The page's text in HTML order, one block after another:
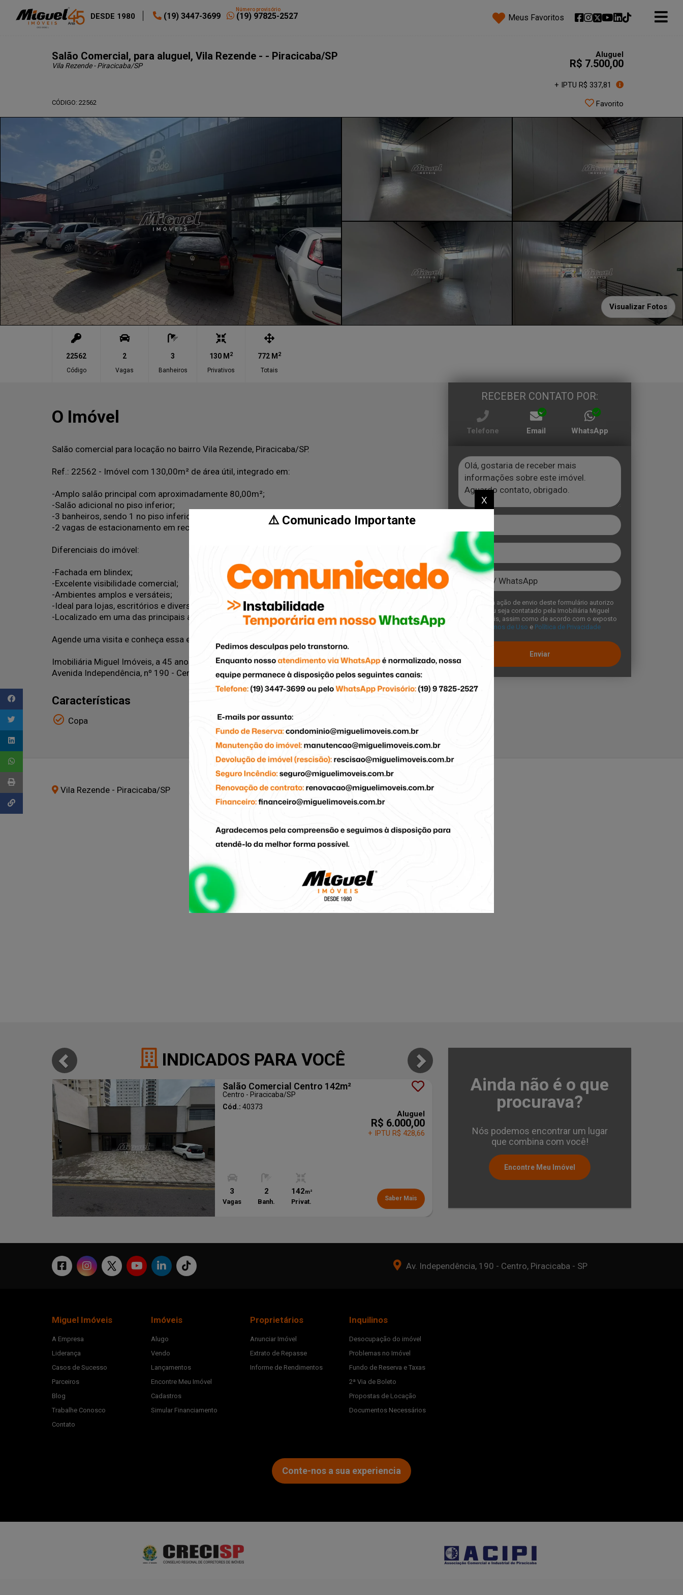
DESDE 1980 (19) 3447-3699 (19) 97825-2527
Número provisório
Meus Favoritos
Salão Comercial, para aluguel, Vila Rezende - - Piracicaba/SP
Vila Rezende - Piracicaba/SP
Aluguel
R$ 7.500,00
+ IPTU R$ 337,81
CÓDIGO: 22562 Favorito
Visualizar Fotos
22562
Código
2
Vagas
3
Banheiros
130 M 2
Privativos
772 M 2
Totais
O Imóvel
Salão comercial para locação no bairro Vila Rezende, Piracicaba/SP.
Ref.: 22562 - Imóvel com 130,00m² de área útil, integrado em:
-Amplo salão principal com aproximadamente 80,00m²;
-Salão adicional no piso inferior;
-3 banheiros, sendo 1 no piso inferior;
-2 vagas de estacionamento em recuo frontal;
Diferenciais do imóvel:
-Fachada em blindex;
-Excelente visibilidade comercial;
-Ambientes amplos e versáteis;
-Ideal para lojas, escritórios e diversos segmentos comerciais;
-Localizado em uma das principais avenidas do bairro Vila Rezende;
Agende uma visita e conheça essa excelente oportunidade!
Imobiliária Miguel Imóveis, a 45 anos conectando pessoas aos imóveis certos.
Avenida Independência, nº 190 - Centro - Piracicaba/SP
Características
Copa
Vila Rezende - Piracicaba/SP
RECEBER CONTATO POR:
Telefone Email WhatsApp
Com a ação de envio deste formulário autorizo
que eu seja contatado pela Imobiliária Miguel
Imóveis, assim como de acordo com o exposto
Temos de Uso e Política de Privacidade
Enviar
INDICADOS PARA VOCÊ
Salão Comercial Centro 142m²
Centro - Piracicaba/SP
Cód.: 40373
3
Vagas
2
Banh.
142m²
Privat.
Aluguel
R$ 6.000,00
+ IPTU R$ 428,66
Saber Mais
Salão Comercial
Ainda não é o que
procurava?
Nós podemos encontrar um lugar
que combina com você!
Encontre Meu Imóvel
Av. Independência, 190 - Centro, Piracicaba - SP
Miguel Imóveis
A Empresa
Liderança
Casos de Sucesso
Parceiros
Blog
Trabalhe Conosco
Contato
Imóveis
Alugo
Vendo
Lançamentos
Encontre Meu Imóvel
Cadastros
Simular Financiamento
Proprietários
Anunciar Imóvel
Extrato de Repasse
Informe de Rendimentos
Inquilinos
Desocupação do imóvel
Problemas no Imóvel
Fundo de Reserva e Taxas
2ª Via de Boleto
Propostas de Locação
Documentos Necessários
Conte-nos a sua experiencia
x
⚠️ Comunicado Importante